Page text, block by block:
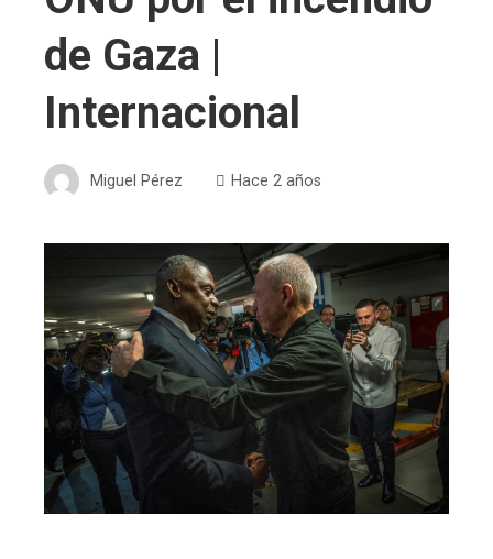
de Gaza |
Internacional
Miguel Pérez Hace 2 años